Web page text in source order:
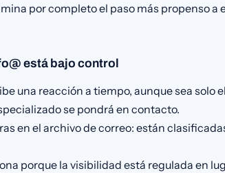
por completo el paso más propenso a
está bajo control
una reacción a tiempo, aunque sea solo
se pondrá en contacto.
en el archivo de correo: están
porque la visibilidad está regulada en